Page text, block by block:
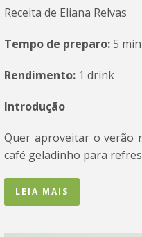
Receita de Eliana Relvas
Tempo de preparo:5
Rendimento: 1 drink
Introdução
Quer aproveitar o verão
café geladinho para
LEIA MAIS